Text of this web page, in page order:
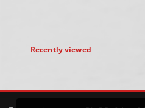
Recently viewed